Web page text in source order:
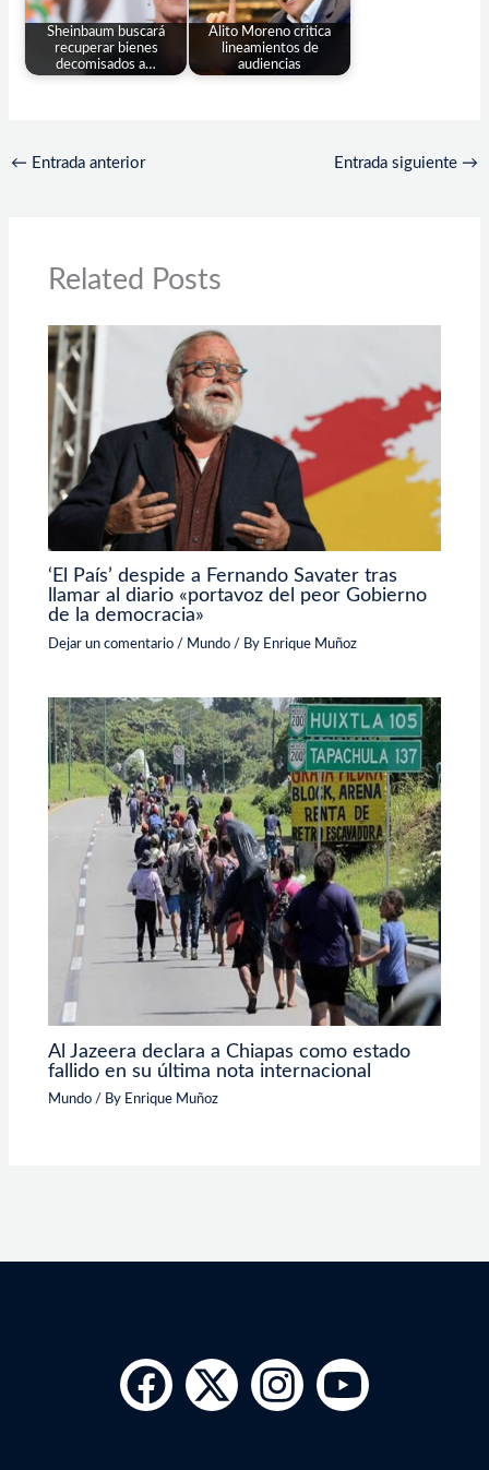
Sheinbaum buscará
recuperar bienes
decomisados a…
Alito Moreno critica
lineamientos de
audiencias
← Entrada anterior Entrada siguiente →
Related Posts
‘El País’ despide a Fernando Savater tras
llamar al diario «portavoz del peor Gobierno
de la democracia»
Dejar un comentario / Mundo / By Enrique Muñoz
Al Jazeera declara a Chiapas como estado
fallido en su última nota internacional
Mundo / By Enrique Muñoz